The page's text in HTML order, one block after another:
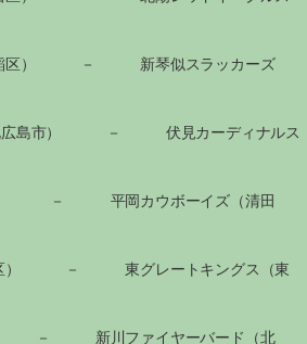
手稲区） － 新琴似スラッカーズ
北広島市） － 伏見カーディナルス
市） － 平岡カウボーイズ（清田
西区） － 東グレートキングス（東
） － 新川ファイヤーバード（北